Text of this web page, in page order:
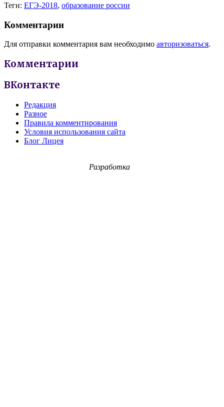
Теги: ЕГЭ-2018, образование россии
Комментарии
Для отправки комментария вам необходимо авторизоваться.
Комментарии
ВКонтакте
Редакция
Разное
Правила комментирования
Условия использования сайта
Блог Лицея
Разработка